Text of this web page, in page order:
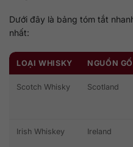
Dưới đây là bảng tóm tắt
nhất:
LOẠI WHISKY NGUỒN
Scotch Whisky Scotland
Irish Whiskey Ireland